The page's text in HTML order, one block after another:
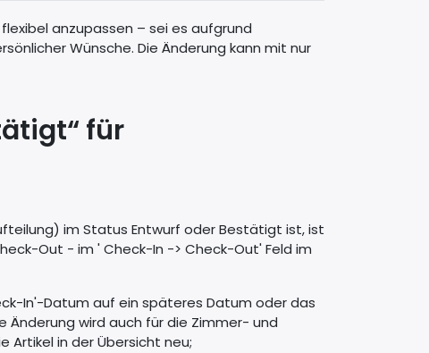
anzupassen – sei es aufgrund
Wünsche. Die Änderung kann mit nur
für
im Status Entwurf oder Bestätigt ist, ist
Out - im ' Check-In -> Check-Out' Feld im
In'-Datum auf ein späteres Datum oder das
wird auch für die Zimmer- und
in der Übersicht neu;